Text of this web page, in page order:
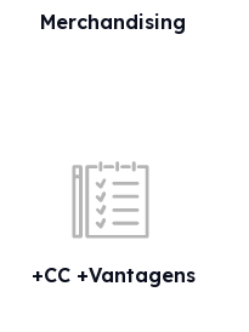
Merchandising
+CC +Vantagens